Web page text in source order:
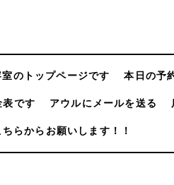
のトップページです 本日の予
表です アウルにメールを送る
らからお願いします！！